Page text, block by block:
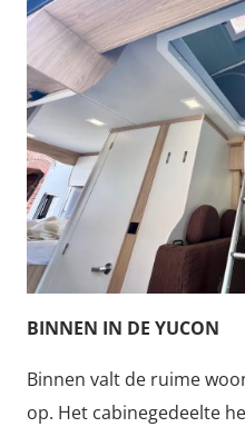
BINNEN IN DE YUCON
Binnen valt de ruime
op. Het cabinegedeelte